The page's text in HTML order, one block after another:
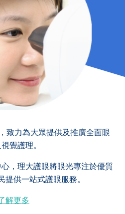
致力為大眾提供及推廣全面眼
覺護理。
，理大護眼將眼光專注於優質
提供一站式護眼服務。
解更多